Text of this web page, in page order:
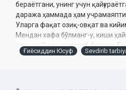
бераётгани, унинг учун
даража ҳаммада ҳам
Уларга фақат озиқ-овқат ва
Мендан хафа бўлманг-у, киши
ётоқ жойини ҳозирлаб беради.
юқори бўлиши керак ахир.
Ғиёсиддин Юсуф Sevdirib